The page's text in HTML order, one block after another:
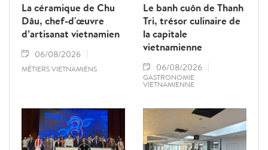
La céramique de Chu
Dâu, chef-d'œuvre
d’artisanat vietnamien
06/08/2026
MÉTIERS VIETNAMIENS
Le banh cuôn de Thanh
Tri, trésor culinaire de
la capitale
vietnamienne
06/08/2026
GASTRONOMIE
VIETNAMIENNE